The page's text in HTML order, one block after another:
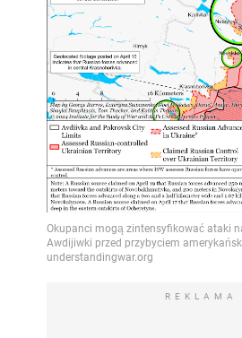
REKLAMA